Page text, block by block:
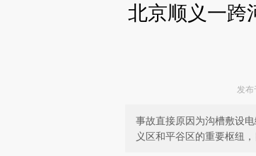
北京顺义一跨
发
事故直接原因为沟槽敷设
义区和平谷区的重要枢纽